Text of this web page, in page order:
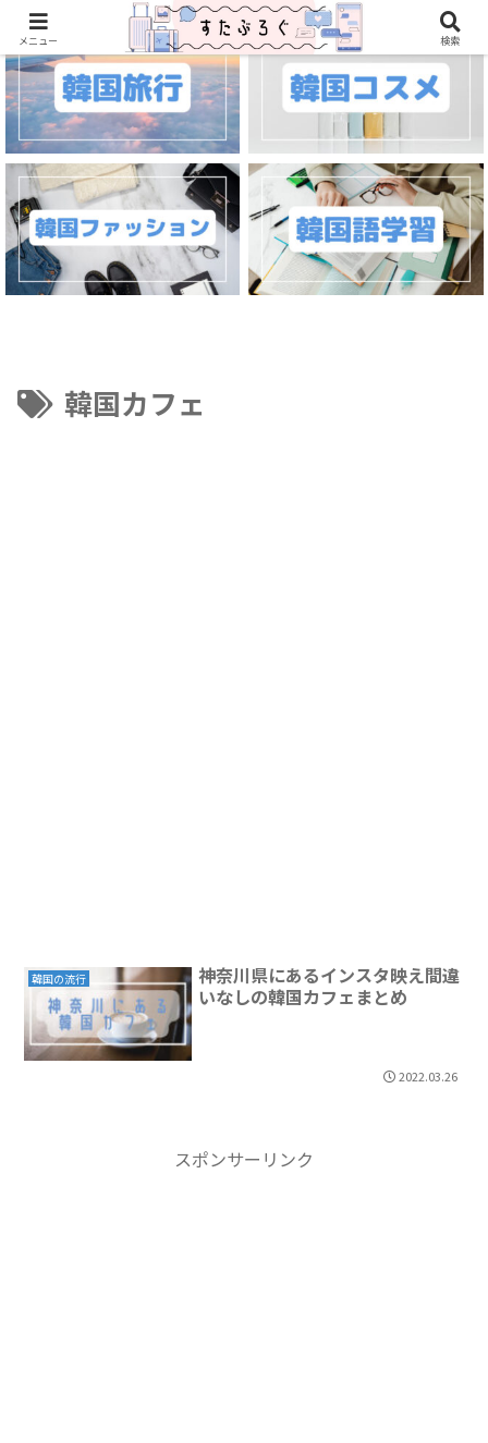
韓国カフェ
韓国の流行
神奈川県にあるインスタ映え間違
いなしの韓国カフェまとめ
2022.03.26
スポンサーリンク
メニュー 検索